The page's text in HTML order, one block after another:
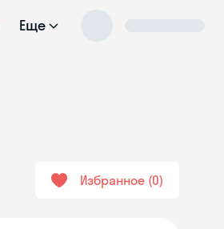
Еще
Избранное 0